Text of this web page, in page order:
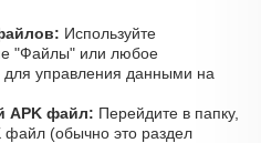
Используйте
"Файлы" или любое
для управления данными на
APK файл: Перейдите в папку,
файл (обычно это раздел